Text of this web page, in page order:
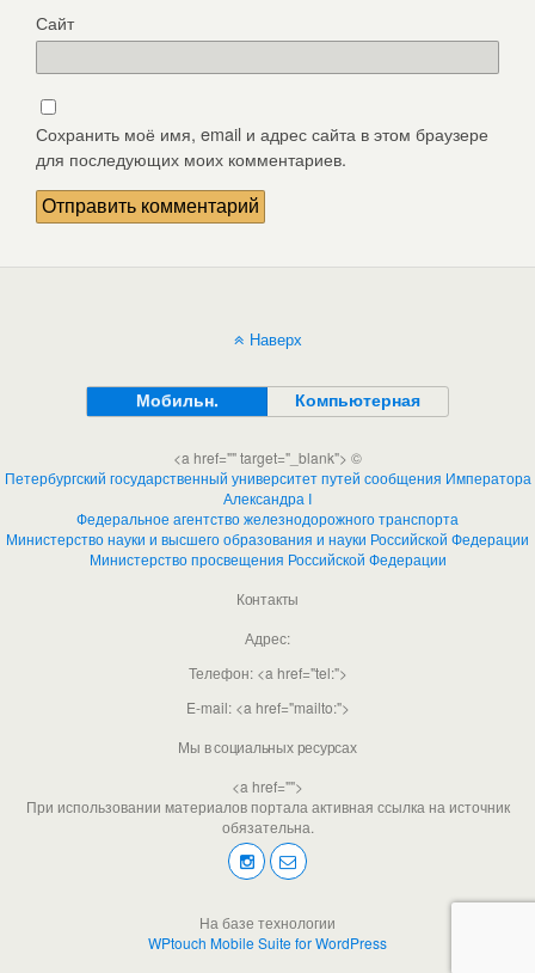
Сайт
Сохранить моё имя, email и адрес сайта в этом браузере
для последующих моих комментариев.
Наверх
Мобильн. Компьютерная
<a href="" target="_blank"> ©
Петербургский государственный университет путей сообщения Императора
Александра I
Федеральное агентство железнодорожного транспорта
Министерство науки и высшего образования и науки Российской Федерации
Министерство просвещения Российской Федерации
Контакты
Адрес:
Телефон: <a href="tel:">
E-mail: <a href="mailto:">
Мы в социальных ресурсах
<a href="">
При использовании материалов портала активная ссылка на источник
обязательна.
На базе технологии
WPtouch Mobile Suite for WordPress